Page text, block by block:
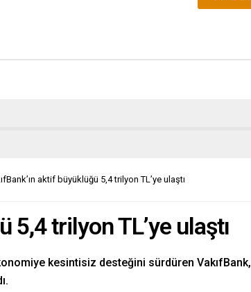
aktif büyüklüğü 5,4 trilyon TL’ye ulaştı
5,4 trilyon TL’ye ulaştı
kesintisiz desteğini sürdüren VakıfBank,